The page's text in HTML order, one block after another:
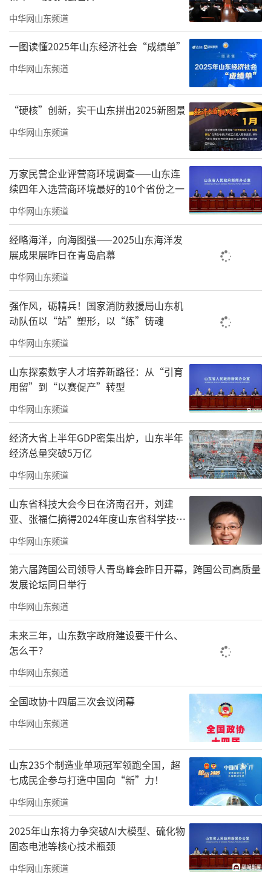
中华网山东频道
一图读懂2025年山东经济社会“成绩单”
中华网山东频道
“硬核”创新，实干山东拼出2025新图景
中华网山东频道
万家民营企业评营商环境调查——山东连
续四年入选营商环境最好的10个省份之一
中华网山东频道
经略海洋，向海图强——2025山东海洋发
展成果展昨日在青岛启幕
中华网山东频道
强作风，砺精兵！国家消防救援局山东机
动队伍以“站”塑形，以“练”铸魂
中华网山东频道
山东探索数字人才培养新路径：从“引育
用留”到“以赛促产”转型
中华网山东频道
经济大省上半年GDP密集出炉，山东半年
经济总量突破5万亿
中华网山东频道
山东省科技大会今日在济南召开，刘建
亚、张福仁摘得2024年度山东省科学技术
奖最高奖！
中华网山东频道
第六届跨国公司领导人青岛峰会昨日开幕，跨国公司高质量
发展论坛同日举行
中华网山东频道
未来三年，山东数字政府建设要干什么、
怎么干？
中华网山东频道
全国政协十四届三次会议闭幕
中华网山东频道
山东235个制造业单项冠军领跑全国，超
七成民企参与打造中国向“新”力！
中华网山东频道
2025年山东将力争突破AI大模型、硫化物
固态电池等核心技术瓶颈
中华网山东频道